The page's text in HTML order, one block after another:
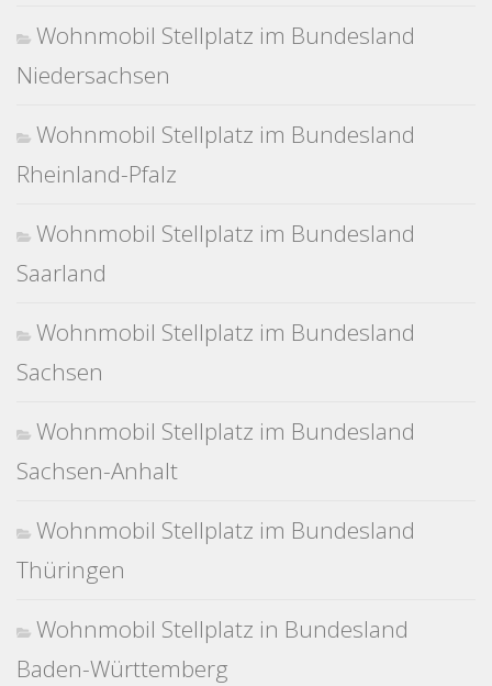
Wohnmobil Stellplatz im Bundesland
Niedersachsen
Wohnmobil Stellplatz im Bundesland
Rheinland-Pfalz
Wohnmobil Stellplatz im Bundesland
Saarland
Wohnmobil Stellplatz im Bundesland
Sachsen
Wohnmobil Stellplatz im Bundesland
Sachsen-Anhalt
Wohnmobil Stellplatz im Bundesland
Thüringen
Wohnmobil Stellplatz in Bundesland
Baden-Württemberg